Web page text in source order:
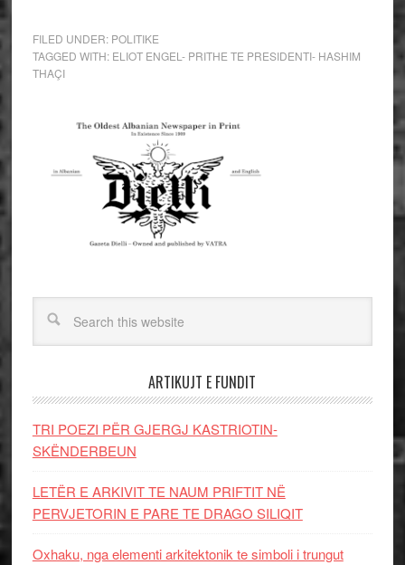
FILED UNDER: POLITIKE
TAGGED WITH: ELIOT ENGEL- PRITHE TE PRESIDENTI- HASHIM
THAÇI
ARTIKUJT E FUNDIT
TRI POEZI PËR GJERGJ KASTRIOTIN-
SKËNDERBEUN
LETËR E ARKIVIT TE NAUM PRIFTIT NË
PERVJETORIN E PARE TE DRAGO SILIQIT
Oxhaku, nga elementi arkitektonik te simboli i trungut